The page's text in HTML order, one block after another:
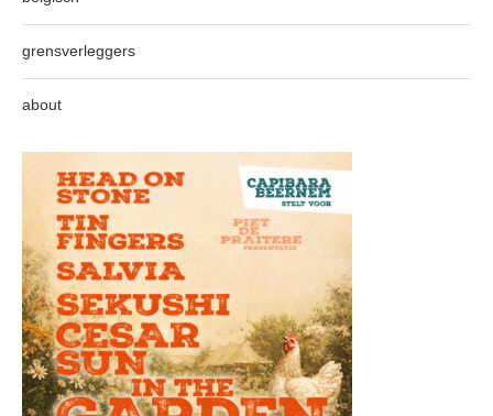
grensverleggers
about